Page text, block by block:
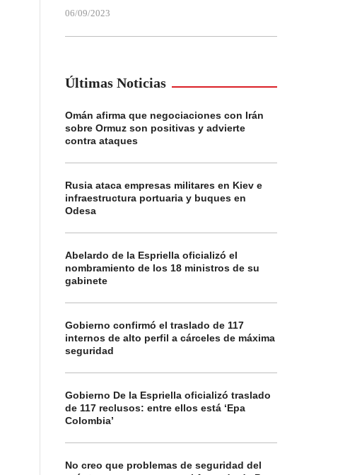
06/09/2023
Últimas Noticias
Omán afirma que negociaciones con Irán
sobre Ormuz son positivas y advierte
contra ataques
Rusia ataca empresas militares en Kiev e
infraestructura portuaria y buques en
Odesa
Abelardo de la Espriella oficializó el
nombramiento de los 18 ministros de su
gabinete
Gobierno confirmó el traslado de 117
internos de alto perfil a cárceles de máxima
seguridad
Gobierno De la Espriella oficializó traslado
de 117 reclusos: entre ellos está ‘Epa
Colombia’
No creo que problemas de seguridad del